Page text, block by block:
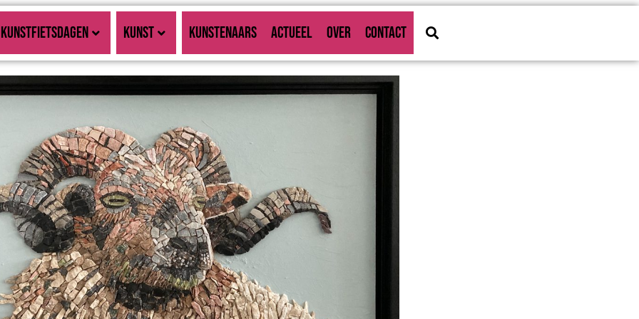
KUNSTFIETSDAGEN KUNST KUNSTENAARS ACTUEEL OVER CONTACT